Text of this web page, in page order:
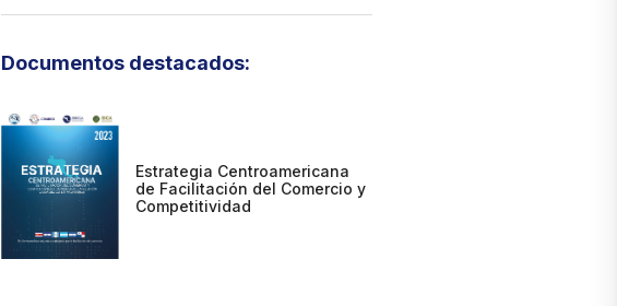
Documentos destacados:
Estrategia Centroamericana
de Facilitación del Comercio y
Competitividad